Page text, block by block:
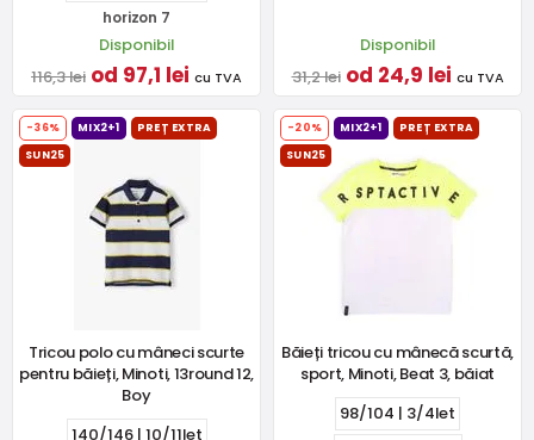
horizon 7
Disponibil
116,3 lei od 97,1 lei cu TVA
Disponibil
31,2 lei od 24,9 lei cu TVA
-36% MIX2+1
PREȚ EXTRA
SUN25
Tricou polo cu mâneci scurte
pentru băieți, Minoti, 13round 12,
Boy
140/146 | 10/11let
-20% MIX2+1
PREȚ EXTRA
SUN25
Băieți tricou cu mânecă scurtă,
sport, Minoti, Beat 3, băiat
98/104 | 3/4let